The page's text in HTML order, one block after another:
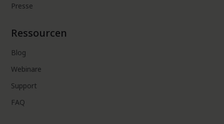
Presse
Ressourcen
Blog
Webinare
Support
FAQ